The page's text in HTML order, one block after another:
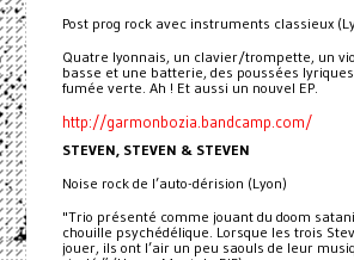
Post prog rock avec instruments classieux
Quatre lyonnais, un clavier/trompette, un
basse et une batterie, des poussées
fumée verte. Ah ! Et aussi un nouvel EP.
http://garmonbozia.bandcamp.com/
STEVEN, STEVEN & STEVEN
Noise rock de l’auto-dérision (Lyon)
"Trio présenté comme jouant du doom
chouille psychédélique. Lorsque les trois
jouer, ils ont l’air un peu saouls de leur